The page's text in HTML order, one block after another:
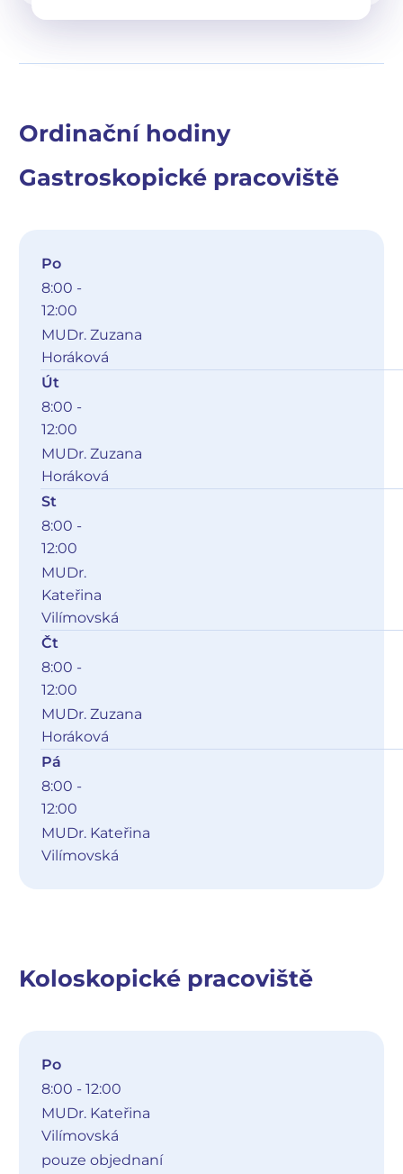
Ordinační hodiny
Gastroskopické pracoviště
Po
8:00 -
12:00
MUDr. Zuzana
Horáková
Út
8:00 -
12:00
MUDr. Zuzana
Horáková
St
8:00 -
12:00
MUDr.
Kateřina
Vilímovská
Čt
8:00 -
12:00
MUDr. Zuzana
Horáková
Pá
8:00 -
12:00
MUDr. Kateřina
Vilímovská
Koloskopické pracoviště
Po
8:00 - 12:00
MUDr. Kateřina
Vilímovská
pouze objednaní